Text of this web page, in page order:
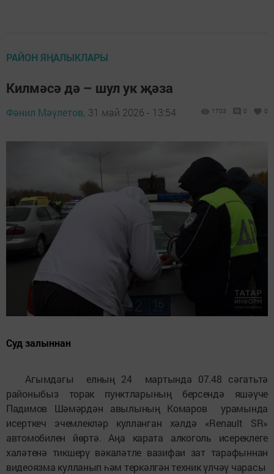
РАЙОН ЯҢАЛЫКЛАРЫ
Килмәсә дә – шул ук җәза
Фәнил Мәүлетов, 31 май 2026 - 13:54 1703 0 0
Суд залыннан
Агымдагы елның 24 мартында 07.48 сәгатьтә
районыбыз торак пунктларының берсендә яшәүче
Падимов Шәмәрдән авылының Комаров урамында
исерткеч эчемлекләр кулланган хәлдә «Renault SR»
автомобилен йөртә. Аңа карата алкоголь исереклеге
халәтенә тикшерү вәкаләтле вазифаи зат тарафыннан
видеоязма кулланып һәм теркәлгән техник үлчәү чарасы